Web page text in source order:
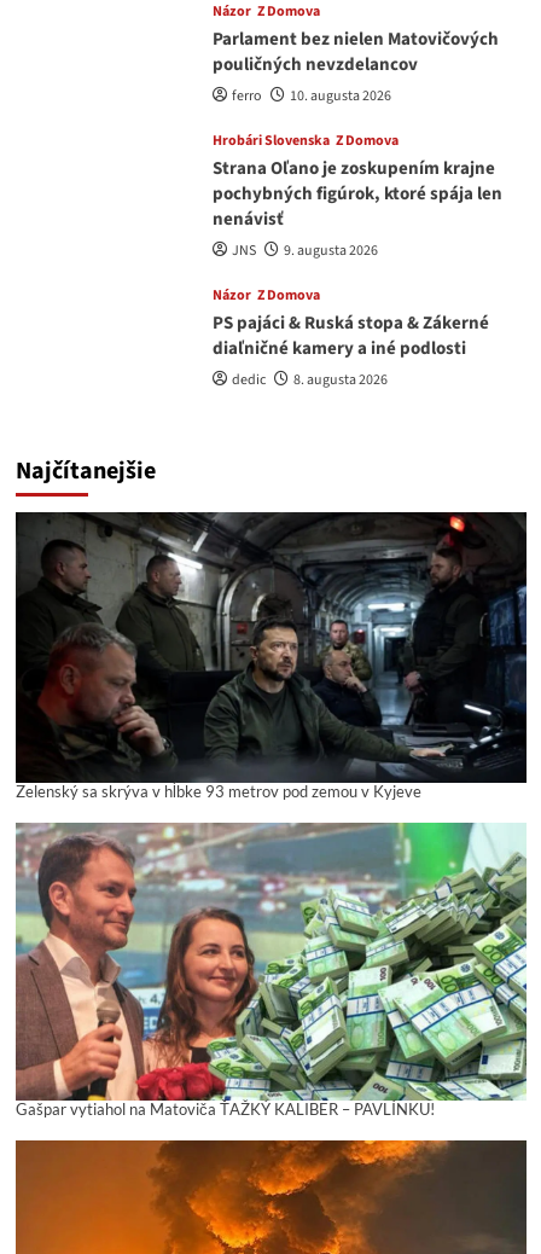
Názor Z Domova
Parlament bez nielen Matovičových
pouličných nevzdelancov
ferro 10. augusta 2026
Hrobári Slovenska Z Domova
Strana Oľano je zoskupením krajne
pochybných figúrok, ktoré spája len
nenávisť
JNS 9. augusta 2026
Názor Z Domova
PS pajáci & Ruská stopa & Zákerné
diaľničné kamery a iné podlosti
dedic 8. augusta 2026
Najčítanejšie
Zelenský sa skrýva v hĺbke 93 metrov pod zemou v Kyjeve
Gašpar vytiahol na Matoviča ŤAŽKÝ KALIBER – PAVLÍNKU!